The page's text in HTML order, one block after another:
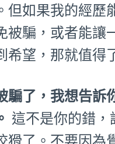
但如果我的經歷
被騙，或者能讓
希望，那就值得
騙了，我想告訴
這不是你的錯，
猾了。不要因為